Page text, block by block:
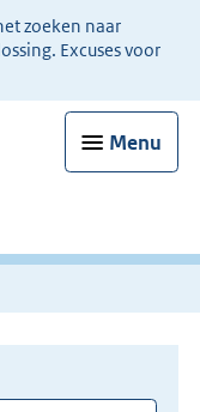
zoeken naar
Excuses voor
Menu